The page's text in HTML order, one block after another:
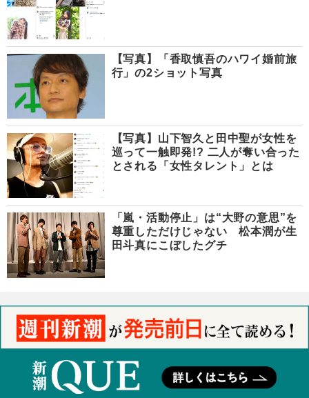
【写真】「香取慎吾のハワイ婚前旅
行」の2ショット写真
【写真】山下智久と田中聖が女性を
巡って一触即発!? 二人が奪い合った
とされる「女性タレント」とは
「嵐・活動停止」は“大野の意思”を
尊重しただけじゃない 松本潤が生
田斗真にこぼしたグチ